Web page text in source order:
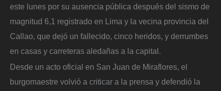
este lunes por su ausencia pública después del sismo de
magnitud 6,1 registrado en Lima y la vecina provincia del
Callao, que dejó un fallecido, cinco heridos, y derrumbes
en casas y carreteras aledañas a la capital.
Desde un acto oficial en San Juan de Miraflores, el
burgomaestre volvió a criticar a la prensa y defendió la